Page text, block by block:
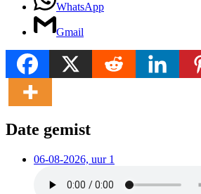
WhatsApp
Gmail
Date gemist
06-08-2026, uur 1